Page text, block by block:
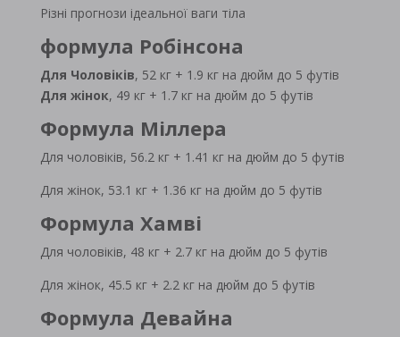
Різні прогнози ідеальної ваги тіла
формула Робінсона
Для Чоловіків, 52 кг + 1.9 кг на дюйм до 5 футів
Для жінок, 49 кг + 1.7 кг на дюйм до 5 футів
Формула Міллера
Для чоловіків, 56.2 кг + 1.41 кг на дюйм до 5 футів
Для жінок, 53.1 кг + 1.36 кг на дюйм до 5 футів
Формула Хамві
Для чоловіків, 48 кг + 2.7 кг на дюйм до 5 футів
Для жінок, 45.5 кг + 2.2 кг на дюйм до 5 футів
Формула Девайна